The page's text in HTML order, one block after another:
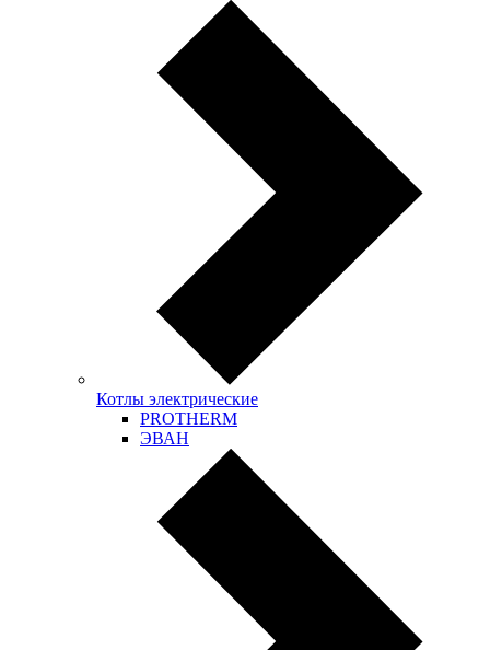
Котлы электрические
PROTHERM
ЭВАН